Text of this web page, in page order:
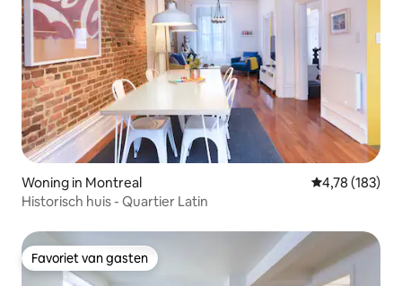
Woning in Montreal Gemiddelde
4,78 (183)
Historisch huis - Quartier Latin
Favoriet van gasten
Favoriet van gasten